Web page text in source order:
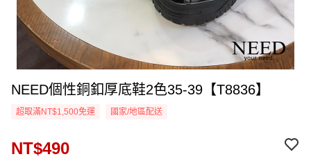
NEED個性銅釦厚底鞋2色35-39【T8836】
超取滿NT$1,500免運 國家/地區配送
NT$490